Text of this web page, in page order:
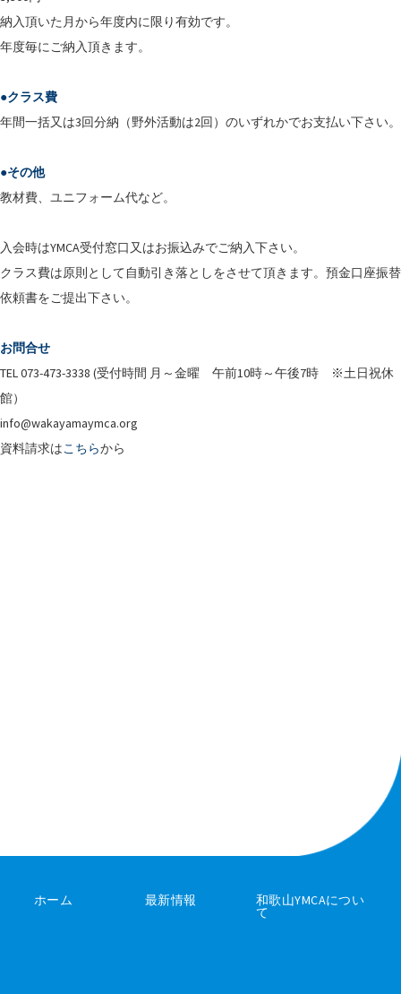
納入頂いた月から年度内に限り有効です。
年度毎にご納入頂きます。
●クラス費
年間一括又は3回分納（野外活動は2回）のいずれかでお支払い下さい。
●その他
教材費、ユニフォーム代など。
入会時はYMCA受付窓口又はお振込みでご納入下さい。
クラス費は原則として自動引き落としをさせて頂きます。預金口座振替
依頼書をご提出下さい。
お問合せ
TEL 073-473-3338 (受付時間 月～金曜 午前10時～午後7時 ※土日祝休
館）
info@wakayamaymca.org
資料請求はこちらから
ホーム 最新情報 和歌山YMCAについ
て